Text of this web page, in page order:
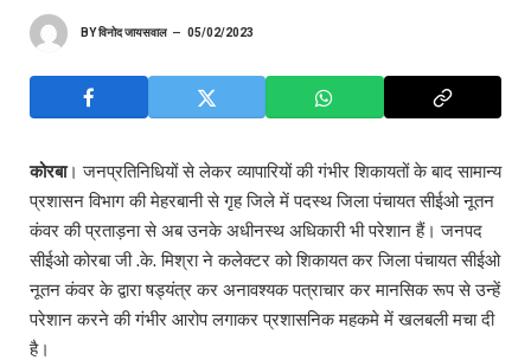
BYविनोद जायसवाल 05/02/2023
कोरबा। जनप्रतिनिधियों से लेकर व्यापारियों की गंभीर शिकायतों के बाद सामान्य
प्रशासन विभाग की मेहरबानी से गृह जिले में पदस्थ जिला पंचायत सीईओ नूतन
कंवर की प्रताड़ना से अब उनके अधीनस्थ अधिकारी भी परेशान हैं। जनपद
सीईओ कोरबा जी .के. मिश्रा ने कलेक्टर को शिकायत कर जिला पंचायत सीईओ
नूतन कंवर के द्वारा षड्यंत्र कर अनावश्यक पत्राचार कर मानसिक रूप से उन्हें
परेशान करने की गंभीर आरोप लगाकर प्रशासनिक महकमे में खलबली मचा दी
है।